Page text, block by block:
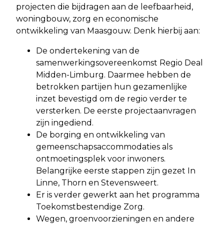
projecten die bijdragen aan de leefbaarheid,
woningbouw, zorg en economische
ontwikkeling van Maasgouw. Denk hierbij aan:
De ondertekening van de
samenwerkingsovereenkomst Regio Deal
Midden-Limburg. Daarmee hebben de
betrokken partijen hun gezamenlijke
inzet bevestigd om de regio verder te
versterken. De eerste projectaanvragen
zijn ingediend.
De borging en ontwikkeling van
gemeenschapsaccommodaties als
ontmoetingsplek voor inwoners.
Belangrijke eerste stappen zijn gezet In
Linne, Thorn en Stevensweert.
Er is verder gewerkt aan het programma
Toekomstbestendige Zorg.
Wegen, groenvoorzieningen en andere